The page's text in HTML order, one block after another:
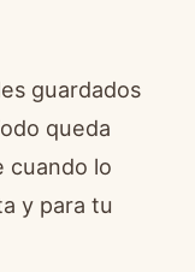
guardados
queda
cuando lo
y para tu